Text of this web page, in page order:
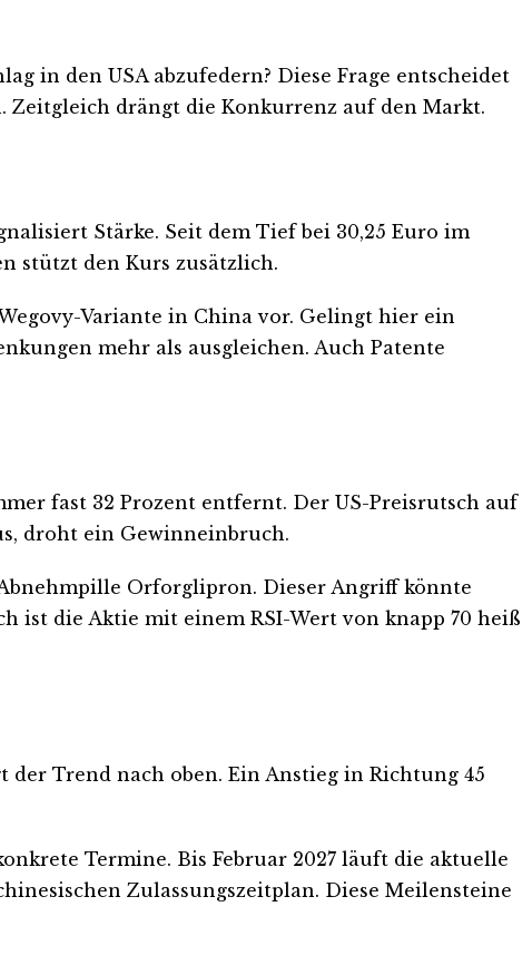
in den USA abzufedern? Diese Frage entscheidet
Zeitgleich drängt die Konkurrenz auf den Markt.
Stärke. Seit dem Tief bei 30,25 Euro im
stützt den Kurs zusätzlich.
Variante in China vor. Gelingt hier ein
mehr als ausgleichen. Auch Patente
fast 32 Prozent entfernt. Der US-Preisrutsch auf
droht ein Gewinneinbruch.
Orforglipron. Dieser Angriff könnte
ist die Aktie mit einem RSI-Wert von knapp 70 heiß
Trend nach oben. Ein Anstieg in Richtung 45
Termine. Bis Februar 2027 läuft die aktuelle
Zulassungszeitplan. Diese Meilensteine